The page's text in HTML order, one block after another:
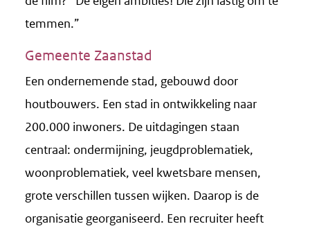
temmen.”
Gemeente Zaanstad
Een ondernemende stad, gebouwd door
houtbouwers. Een stad in ontwikkeling naar
200.000 inwoners. De uitdagingen staan
centraal: ondermijning, jeugdproblematiek,
woonproblematiek, veel kwetsbare mensen,
grote verschillen tussen wijken. Daarop is de
organisatie georganiseerd. Een recruiter heeft